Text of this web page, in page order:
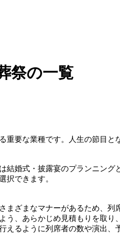
祭の一覧
要な業種です。人生の節目
結婚式・披露宴のプランニン
択できます。
まざまなマナーがあるため、
う、あらかじめ見積もりを取
えるように列席者の数や演出